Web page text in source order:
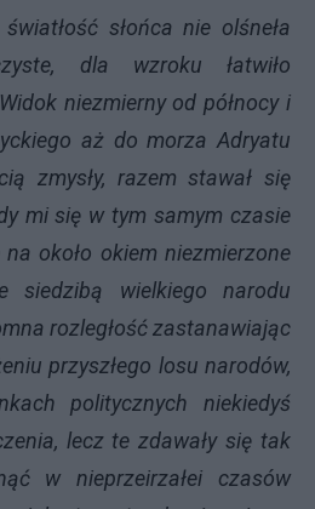
słońca nie olśneła
dla wzroku łatwiło
niezmierny od północy i
aż do morza Adryatu
zmysły, razem stawał się
mi się w tym samym czasie
około okiem niezmierzone
siedzibą wielkiego narodu
rozległość zastanawiając
przyszłego losu narodów,
politycznych niekiedyś
lecz te zdawały się tak
w nieprzeirzałei czasów